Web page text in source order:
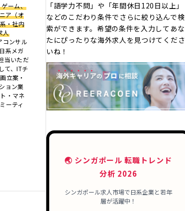
「語学力不問」や「年間休日120日以上」
などのこだわり条件でさらに絞り込んで検
索ができます。希望の条件を入力してあな
たにぴったりな海外求人を見つけてくださ
いね！
🌏 シンガポール 転職トレンド
分析 2026
シンガポール求人市場で日系企業と若年
層が活躍中！
ゲーム、
ア（オ
・社内
人
コンサル
系メガ
当いただ
て、ITチ
立案・
ョン業
・マネ
ーティ